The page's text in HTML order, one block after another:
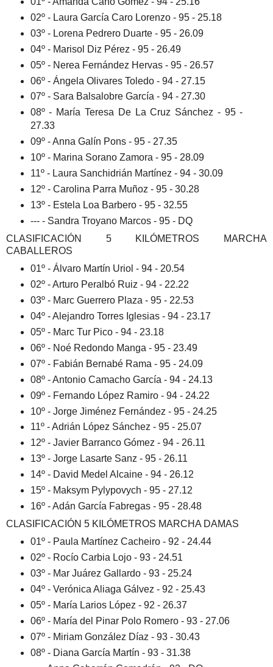
02º - Laura García Caro Lorenzo - 95 - 25.18
03º - Lorena Pedrero Duarte - 95 - 26.09
04º - Marisol Diz Pérez - 95 - 26.49
05º - Nerea Fernández Hervas - 95 - 26.57
06º - Ángela Olivares Toledo - 94 - 27.15
07º - Sara Balsalobre García - 94 - 27.30
08º - María Teresa De La Cruz Sánchez - 95 -
27.33
09º - Anna Galín Pons - 95 - 27.35
10º - Marina Sorano Zamora - 95 - 28.09
11º - Laura Sanchidrián Martínez - 94 - 30.09
12º - Carolina Parra Muñoz - 95 - 30.28
13º - Estela Loa Barbero - 95 - 32.55
--- - Sandra Troyano Marcos - 95 - DQ
CLASIFICACIÓN 5 KILÓMETROS MARCHA
CABALLEROS
01º - Álvaro Martín Uriol - 94 - 20.54
02º - Arturo Peralbó Ruiz - 94 - 22.22
03º - Marc Guerrero Plaza - 95 - 22.53
04º - Alejandro Torres Iglesias - 94 - 23.17
05º - Marc Tur Pico - 94 - 23.18
06º - Noé Redondo Manga - 95 - 23.49
07º - Fabián Bernabé Rama - 95 - 24.09
08º - Antonio Camacho García - 94 - 24.13
09º - Fernando López Ramiro - 94 - 24.22
10º - Jorge Jiménez Fernández - 95 - 24.25
11º - Adrián López Sánchez - 95 - 25.07
12º - Javier Barranco Gómez - 94 - 26.11
13º - Jorge Lasarte Sanz - 95 - 26.11
14º - David Medel Alcaine - 94 - 26.12
15º - Maksym Pylypovych - 95 - 27.12
16º - Adán García Fabregas - 95 - 28.48
CLASIFICACIÓN 5 KILÓMETROS MARCHA DAMAS
01º - Paula Martínez Cacheiro - 92 - 24.44
02º - Rocío Carbia Lojo - 93 - 24.51
03º - Mar Juárez Gallardo - 93 - 25.24
04º - Verónica Aliaga Gálvez - 92 - 25.43
05º - María Larios López - 92 - 26.37
06º - María del Pinar Polo Romero - 93 - 27.06
07º - Miriam González Díaz - 93 - 30.43
08º - Diana García Martín - 93 - 31.38